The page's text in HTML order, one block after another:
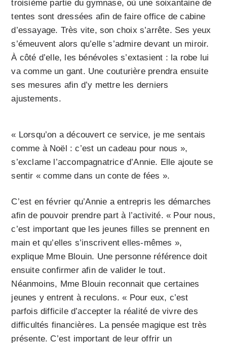
troisième partie du gymnase, où une soixantaine de
tentes sont dressées afin de faire office de cabine
d’essayage. Très vite, son choix s’arrête. Ses yeux
s’émeuvent alors qu’elle s’admire devant un miroir.
À côté d’elle, les bénévoles s’extasient : la robe lui
va comme un gant. Une couturière prendra ensuite
ses mesures afin d’y mettre les derniers
ajustements.
« Lorsqu’on a découvert ce service, je me sentais
comme à Noël : c’est un cadeau pour nous »,
s’exclame l’accompagnatrice d’Annie. Elle ajoute se
sentir « comme dans un conte de fées ».
C’est en février qu’Annie a entrepris les démarches
afin de pouvoir prendre part à l’activité. « Pour nous,
c’est important que les jeunes filles se prennent en
main et qu’elles s’inscrivent elles-mêmes »,
explique Mme Blouin. Une personne référence doit
ensuite confirmer afin de valider le tout.
Néanmoins, Mme Blouin reconnait que certaines
jeunes y entrent à reculons. « Pour eux, c’est
parfois difficile d’accepter la réalité de vivre des
difficultés financières. La pensée magique est très
présente. C’est important de leur offrir un